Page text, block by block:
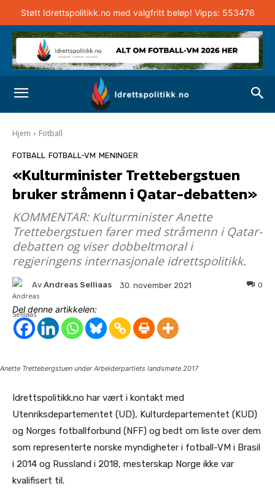
Støtt Idrettspolitikk.no med valgfritt beløp! Vipps: 553476
Hjem Fotball
FOTBALL FOTBALL-VM MENINGER
«Kulturminister Trettebergstuen
bruker stråmenn i Qatar-debatten»
KOMMENTAR: Kulturminister Anette
Trettebergstuen farer med stråmenn i Qatar-
debatten og viser dobbeltmoral i
regjeringens internasjonale idrettspolitikk.
Av Andreas Selliaas 30. november 2021 0
Del denne artikkelen:
Anette Trettebergstuen under Arbeiderpartiets landsmøte 2017
Idrettspolitikk.no har vært i kontakt med
Utenriksdepartementet (UD), Kulturdepartementet (KUD)
og Norges fotballforbund (NFF) og bedt om liste over dem
som representerte norske myndigheter i fotball-VM i Brasil
i 2014 og Russland i 2018, mesterskap Norge ikke var
kvalifisert til.